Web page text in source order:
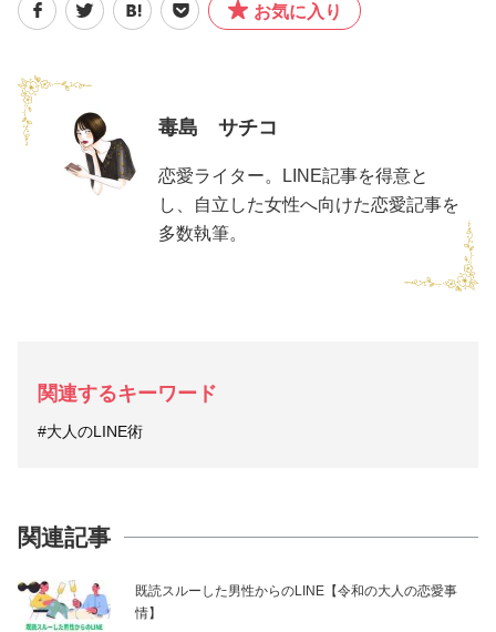
お気に入り
毒島 サチコ
恋愛ライター。LINE記事を得意と
し、自立した女性へ向けた恋愛記事を
多数執筆。
関連するキーワード
#大人のLINE術
関連記事
既読スルーした男性からのLINE【令和の大人の恋愛事
情】